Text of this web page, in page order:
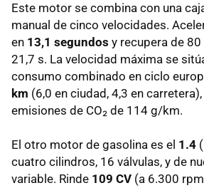
Este motor se combina con una
manual de cinco velocidades.
en 13,1 segundos y recupera de
21,7 s. La velocidad máxima se
consumo combinado en ciclo
km (6,0 en ciudad, 4,3 en
emisiones de CO₂ de 114 g/km.
El otro motor de gasolina es el 1.4
cuatro cilindros, 16 válvulas, y de
variable. Rinde 109 CV (a 6.300